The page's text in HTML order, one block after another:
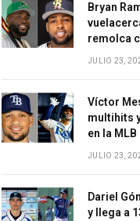
Bryan
remolca
JULIO 23,
Víctor
multihits
en la MLB
JULIO 23,
Dariel
y llega a